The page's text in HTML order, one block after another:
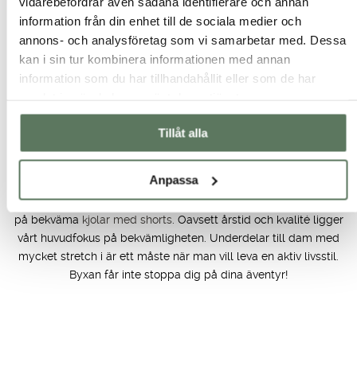
information från din enhet till de sociala medier och
annons- och analysföretag som vi samarbetar med. Dessa
kan i sin tur kombinera informationen med annan
information som du har tillhandahållit eller som de har
Tillåt alla
Anpassa
Pants. Även justerbar midja är en populär detalj på dessa
byxor då det medför stor bekvämlighet.
Friluftsbyxor med mycket stretch och funktioner
som kanske ska ut på en dagutslykt med cykeln. Vi har även
cykling. Behöver du ett parstretchiga fritidsbyxorhar vi dom
perfekta här. Beroende på väder och säsong har vi både
fodrade fritidsbyxor ochskidbyxor, medan sommaren bjuder
på bekväma kjolar med shorts. Oavsett årstid och kvalité ligger
vårt huvudfokus på bekvämligheten. Underdelar till dam med
mycket stretch i är ett måste när man vill leva en aktiv livsstil.
Byxan får inte stoppa dig på dina äventyr!